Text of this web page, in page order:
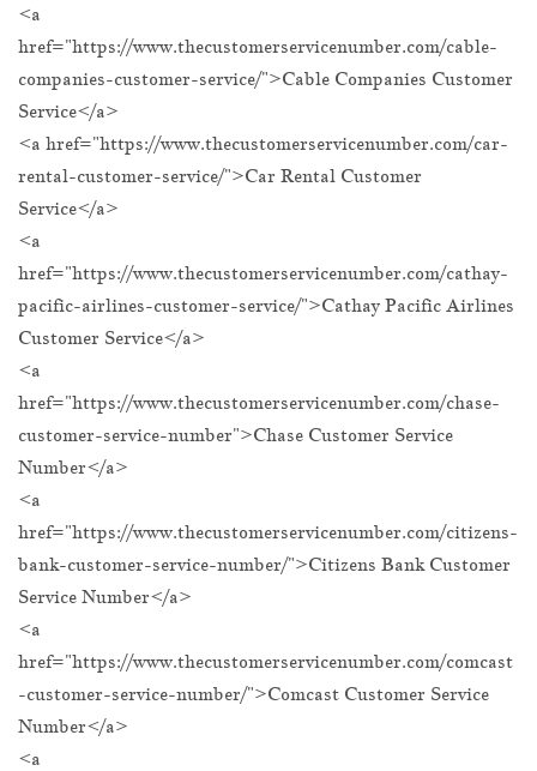
<a
href="https://www.thecustomerservicenumber.com/cable-
companies-customer-service/">Cable Companies Customer
Service</a>
<a href="https://www.thecustomerservicenumber.com/car-
rental-customer-service/">Car Rental Customer
Service</a>
<a
href="https://www.thecustomerservicenumber.com/cathay-
pacific-airlines-customer-service/">Cathay Pacific Airlines
Customer Service</a>
<a
href="https://www.thecustomerservicenumber.com/chase-
customer-service-number">Chase Customer Service
Number</a>
<a
href="https://www.thecustomerservicenumber.com/citizens-
bank-customer-service-number/">Citizens Bank Customer
Service Number</a>
<a
href="https://www.thecustomerservicenumber.com/comcast
-customer-service-number/">Comcast Customer Service
Number</a>
<a